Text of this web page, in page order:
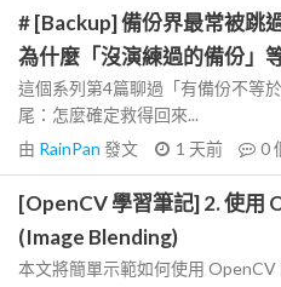
# [Backup] 備份界最常被跳
為什麼「沒演練過的備份」
這個系列第4篇聊過「有備份不等
尾：怎麼確定救得回來...
由 RainPan 發文 1 天前 0
[OpenCV 學習筆記] 2. 使用
(Image Blending)
本文將簡單示範如何使用